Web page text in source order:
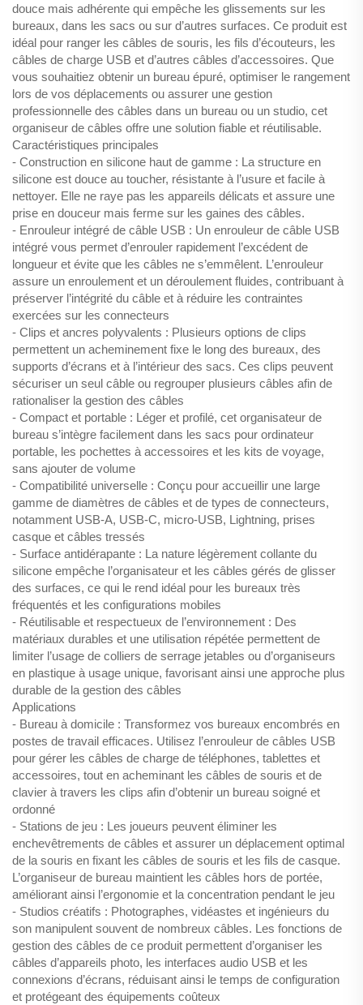
douce mais adhérente qui empêche les glissements sur les
bureaux, dans les sacs ou sur d’autres surfaces. Ce produit est
idéal pour ranger les câbles de souris, les fils d’écouteurs, les
câbles de charge USB et d’autres câbles d’accessoires. Que
vous souhaitiez obtenir un bureau épuré, optimiser le rangement
lors de vos déplacements ou assurer une gestion
professionnelle des câbles dans un bureau ou un studio, cet
organiseur de câbles offre une solution fiable et réutilisable.
Caractéristiques principales
- Construction en silicone haut de gamme : La structure en
silicone est douce au toucher, résistante à l’usure et facile à
nettoyer. Elle ne raye pas les appareils délicats et assure une
prise en douceur mais ferme sur les gaines des câbles.
- Enrouleur intégré de câble USB : Un enrouleur de câble USB
intégré vous permet d’enrouler rapidement l’excédent de
longueur et évite que les câbles ne s’emmêlent. L’enrouleur
assure un enroulement et un déroulement fluides, contribuant à
préserver l’intégrité du câble et à réduire les contraintes
exercées sur les connecteurs
- Clips et ancres polyvalents : Plusieurs options de clips
permettent un acheminement fixe le long des bureaux, des
supports d’écrans et à l’intérieur des sacs. Ces clips peuvent
sécuriser un seul câble ou regrouper plusieurs câbles afin de
rationaliser la gestion des câbles
- Compact et portable : Léger et profilé, cet organisateur de
bureau s’intègre facilement dans les sacs pour ordinateur
portable, les pochettes à accessoires et les kits de voyage,
sans ajouter de volume
- Compatibilité universelle : Conçu pour accueillir une large
gamme de diamètres de câbles et de types de connecteurs,
notamment USB-A, USB-C, micro-USB, Lightning, prises
casque et câbles tressés
- Surface antidérapante : La nature légèrement collante du
silicone empêche l’organisateur et les câbles gérés de glisser
des surfaces, ce qui le rend idéal pour les bureaux très
fréquentés et les configurations mobiles
- Réutilisable et respectueux de l’environnement : Des
matériaux durables et une utilisation répétée permettent de
limiter l’usage de colliers de serrage jetables ou d’organiseurs
en plastique à usage unique, favorisant ainsi une approche plus
durable de la gestion des câbles
Applications
- Bureau à domicile : Transformez vos bureaux encombrés en
postes de travail efficaces. Utilisez l’enrouleur de câbles USB
pour gérer les câbles de charge de téléphones, tablettes et
accessoires, tout en acheminant les câbles de souris et de
clavier à travers les clips afin d’obtenir un bureau soigné et
ordonné
- Stations de jeu : Les joueurs peuvent éliminer les
enchevêtrements de câbles et assurer un déplacement optimal
de la souris en fixant les câbles de souris et les fils de casque.
L’organiseur de bureau maintient les câbles hors de portée,
améliorant ainsi l’ergonomie et la concentration pendant le jeu
- Studios créatifs : Photographes, vidéastes et ingénieurs du
son manipulent souvent de nombreux câbles. Les fonctions de
gestion des câbles de ce produit permettent d’organiser les
câbles d’appareils photo, les interfaces audio USB et les
connexions d’écrans, réduisant ainsi le temps de configuration
et protégeant des équipements coûteux